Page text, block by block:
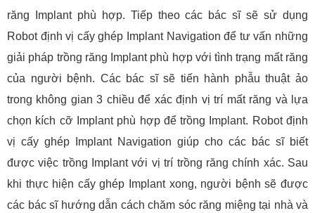
răng Implant phù hợp. Tiếp theo các bác sĩ sẽ sử dụng
Robot định vị cấy ghép Implant Navigation để tư vấn những
giải pháp trồng răng Implant phù hợp với tình trạng mất răng
của người bệnh. Các bác sĩ sẽ tiến hành phẫu thuật ảo
trong không gian 3 chiều để xác định vị trí mất răng và lựa
chọn kích cỡ Implant phù hợp để trồng Implant. Robot định
vị cấy ghép Implant Navigation giúp cho các bác sĩ biết
được việc trồng Implant với vị trí trồng răng chính xác. Sau
khi thực hiện cấy ghép Implant xong, người bệnh sẽ được
các bác sĩ hướng dẫn cách chăm sóc răng miệng tại nhà và